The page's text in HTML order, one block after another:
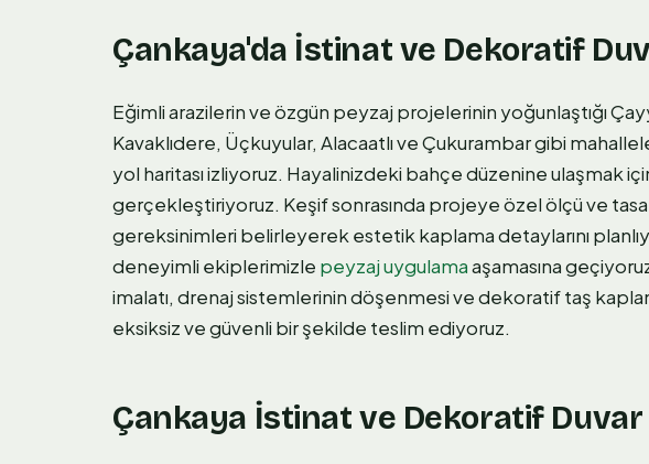
Çankaya'da İstinat ve Dekoratif
Eğimli arazilerin ve özgün peyzaj projelerinin yoğunlaştığı
Kavaklıdere, Üçkuyular, Alacaatlı ve Çukurambar gibi
yol haritası izliyoruz. Hayalinizdeki bahçe düzenine ulaşmak
gerçekleştiriyoruz. Keşif sonrasında projeye özel ölçü ve
gereksinimleri belirleyerek estetik kaplama detaylarını
deneyimli ekiplerimizle peyzaj uygulamaaşamasına
imalatı, drenaj sistemlerinin döşenmesi ve dekoratif taş
eksiksiz ve güvenli bir şekilde teslim ediyoruz.
Çankaya İstinat ve Dekoratif Duvar